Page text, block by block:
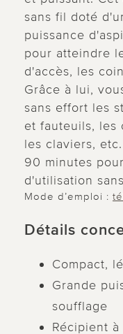
sans fil doté
puissance
pour atteindre
d'accès, les
Grâce à lui,
sans effort les
et fauteuils, les
les claviers,
90 minutes
d'utilisation
Mode d’emploi :
Détails
Compact,
Grande
soufflage
Récipient